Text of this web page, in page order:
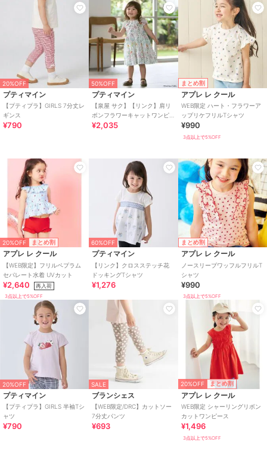
20%OFF
プティマイン
【プティプラ】GIRLS 7分丈レ
ギンス
¥790
50%OFF
プティマイン
【泉屋 サク】【リンク】肩リ
ボンフラワーキャットワンピ
ース
¥2,035
まとめ割
アプレ レ クール
WEB限定 ハート・フラワーア
ップリケフリルTシャツ
¥990
3点以上で5%OFF
20%OFF まとめ割
アプレ レ クール
【WEB限定】フリルペプラム
セパレート水着 UVカット
¥2,640 再入荷
3点以上で5%OFF
60%OFF
プティマイン
【リンク】クロスステッチ花
ドッキングTシャツ
¥1,276
まとめ割
アプレ レ クール
ノースリーブワッフルフリルT
シャツ
¥990
3点以上で5%OFF
20%OFF
プティマイン
【プティプラ】GIRLS 半袖Tシ
ャツ
¥790
SALE
ブランシェス
【WEB限定/DRC】カットソー
7分丈パンツ
¥693
20%OFF まとめ割
アプレ レ クール
WEB限定 シャーリングリボン
カットワンピース
¥1,496
3点以上で5%OFF